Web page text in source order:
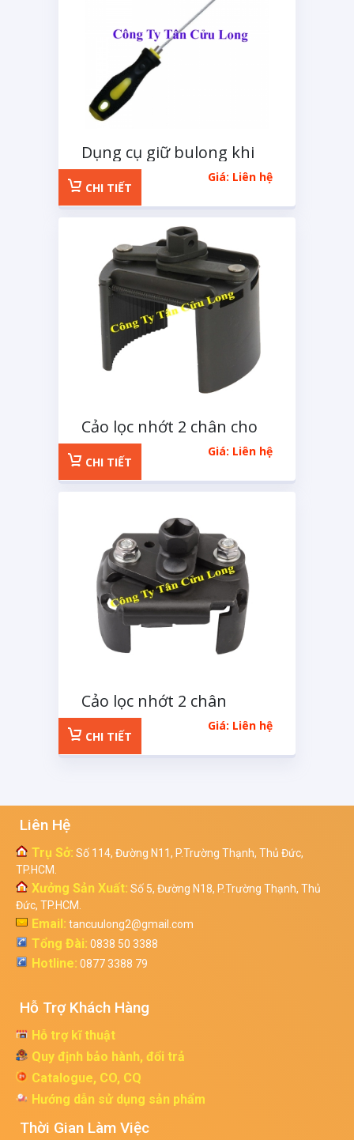
Dụng cụ giữ bulong khi
xả nhớt
Giá: Liên hệ
CHI TIẾT
Cảo lọc nhớt 2 chân cho
xe tải
Giá: Liên hệ
CHI TIẾT
Cảo lọc nhớt 2 chân
MACOH
Giá: Liên hệ
CHI TIẾT
Liên Hệ
Trụ Sở: Số 114, Đường N11, P.Trường Thạnh, Thủ Đức,
TP.HCM.
Xưởng Sản Xuất: Số 5, Đường N18, P.Trường Thạnh, Thủ
Đức, TP.HCM.
Email: tancuulong2@gmail.com
Tổng Đài: 0838 50 3388
Hotline: 0877 3388 79
Hỗ Trợ Khách Hàng
Hỗ trợ kĩ thuật
Quy định bảo hành, đổi trả
Catalogue, CO, CQ
Hướng dẫn sử dụng sản phẩm
Thời Gian Làm Việc